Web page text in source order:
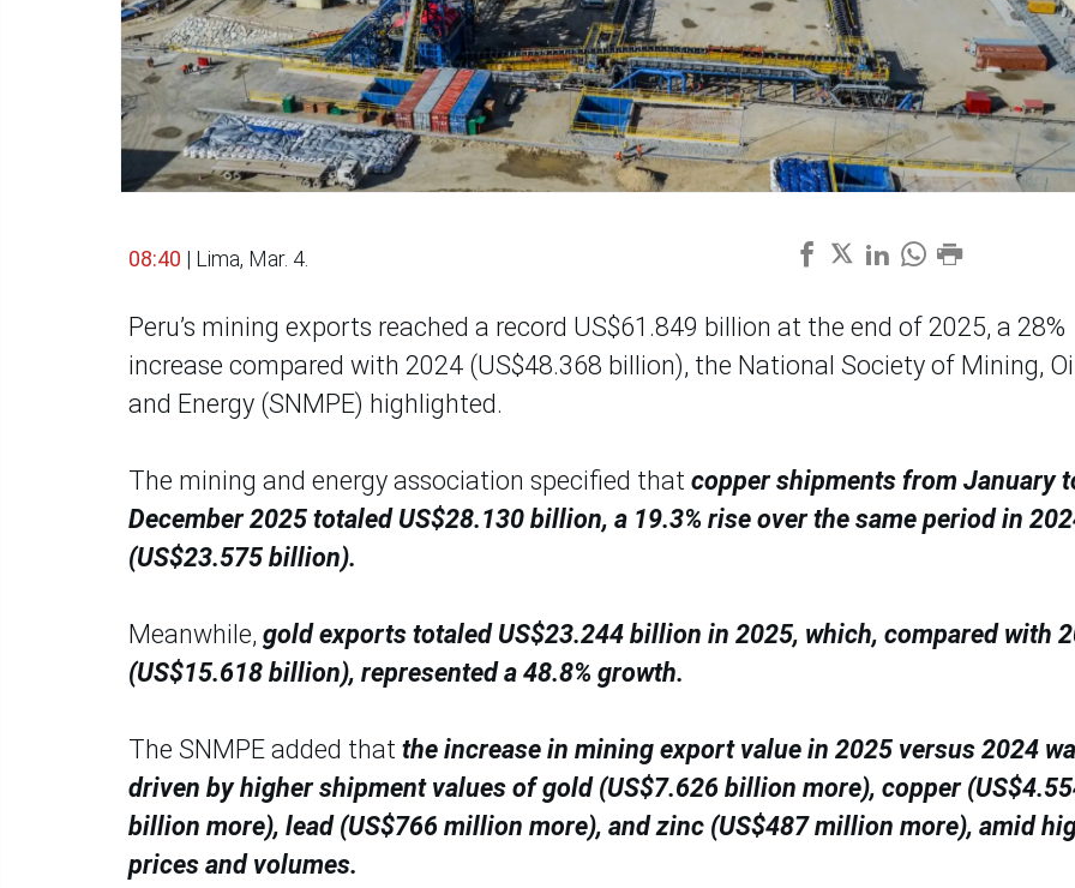
08:40 | Lima, Mar. 4.
Peru’s mining exports reached a record US$61.849 billion at the end of 2025, a 28%
increase compared with 2024 (US$48.368 billion), the National Society of Mining,
and Energy (SNMPE) highlighted.
The mining and energy association specified that copper shipments from January
December 2025 totaled US$28.130 billion, a 19.3% rise over the same period in
(US$23.575 billion).
Meanwhile, gold exports totaled US$23.244 billion in 2025, which, compared with
(US$15.618 billion), represented a 48.8% growth.
The SNMPE added that the increase in mining export value in 2025 versus 2024
driven by higher shipment values of gold (US$7.626 billion more), copper
billion more), lead (US$766 million more), and zinc (US$487 million more), amid
prices and volumes.